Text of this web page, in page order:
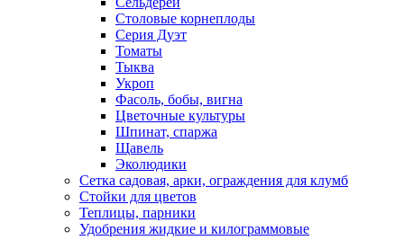
Столовые корнеплоды
Серия Дуэт
Томаты
Тыква
Укроп
Фасоль, бобы, вигна
Цветочные культуры
Шпинат, спаржа
Щавель
Эколюдики
Сетка садовая, арки, ограждения для клумб
Стойки для цветов
Теплицы, парники
Удобрения жидкие и килограммовые